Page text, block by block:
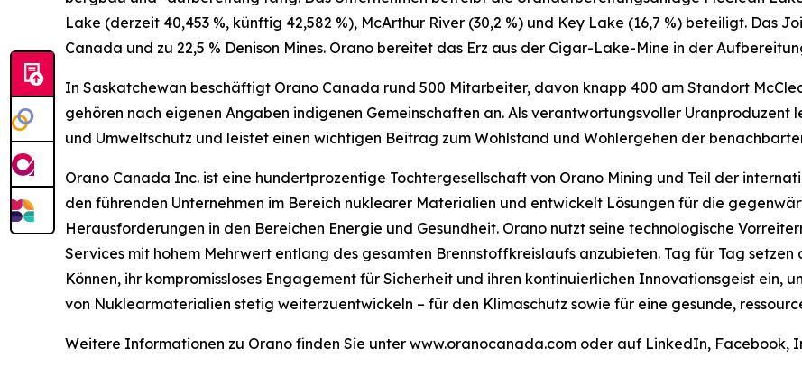
Lake (derzeit 40,453 %, künftig 42,582 %), McArthur River (30,2 %) und Key Lake (16,7 %) beteiligt. Das
Canada und zu 22,5 % Denison Mines. Orano bereitet das Erz aus der Cigar-Lake-Mine in der
In Saskatchewan beschäftigt Orano Canada rund 500 Mitarbeiter, davon knapp 400 am Standort
gehören nach eigenen Angaben indigenen Gemeinschaften an. Als verantwortungsvoller
und Umweltschutz und leistet einen wichtigen Beitrag zum Wohlstand und Wohlergehen der
Orano Canada Inc. ist eine hundertprozentige Tochtergesellschaft von Orano Mining und Teil der
den führenden Unternehmen im Bereich nuklearer Materialien und entwickelt Lösungen für die
Herausforderungen in den Bereichen Energie und Gesundheit. Orano nutzt seine technologische
Services mit hohem Mehrwert entlang des gesamten Brennstoffkreislaufs anzubieten. Tag für Tag
Können, ihr kompromissloses Engagement für Sicherheit und ihren kontinuierlichen Innovationsgeist ein,
von Nuklearmaterialien stetig weiterzuentwickeln – für den Klimaschutz sowie für eine gesunde,
Weitere Informationen zu Orano finden Sie unter www.oranocanada.com oder auf LinkedIn, Facebook,